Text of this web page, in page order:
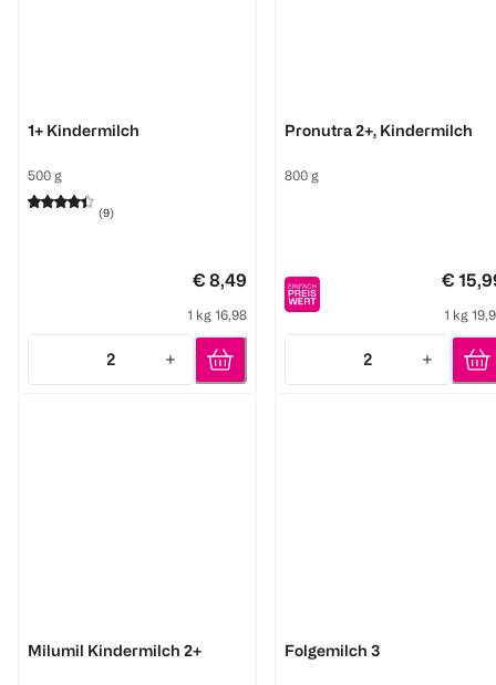
1+ Kindermilch
500 g
(9)
€ 8,49
1 kg 16,98
2
Quantity: 2
Pronutra 2+, Kindermilch
800 g
€
1 kg
2
Quantity: 2
Milumil Kindermilch 2+ Folgemilch 3